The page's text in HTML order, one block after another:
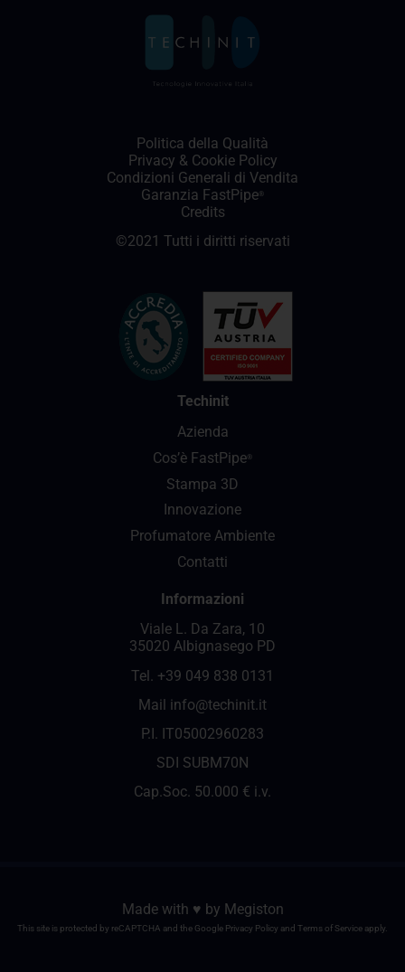
Politica della Qualità
Privacy & Cookie Policy
Condizioni Generali di Vendita
Garanzia FastPipe ®
Credits
©2021 Tutti i diritti riservati
Techinit
Azienda
Cos’è FastPipe ®
Stampa 3D
Innovazione
Profumatore Ambiente
Contatti
Informazioni
Viale L. Da Zara, 10
35020 Albignasego PD
Tel. +39 049 838 0131
Mail info@techinit.it
P.I. IT05002960283
SDI SUBM70N
Cap.Soc. 50.000 € i.v.
Made with ♥️ by Megiston
This site is protected by reCAPTCHA and the Google Privacy Policy and Terms of Service apply.